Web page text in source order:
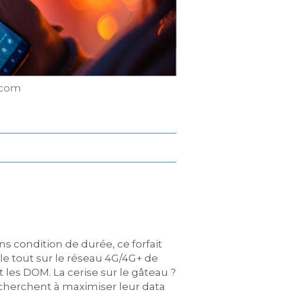
condition de durée, ce forfait
tout sur le réseau 4G/4G+ de
DOM. La cerise sur le gâteau ?
à maximiser leur data